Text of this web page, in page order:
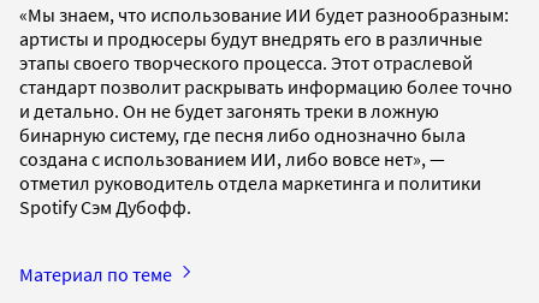
«Мы знаем, что использование ИИ будет разнообразным:
артисты и продюсеры будут внедрять его в различные
этапы своего творческого процесса. Этот отраслевой
стандарт позволит раскрывать информацию более точно
и детально. Он не будет загонять треки в ложную
бинарную систему, где песня либо однозначно была
создана с использованием ИИ, либо вовсе нет», —
отметил руководитель отдела маркетинга и политики
Spotify Сэм Дубофф.
Материал по теме